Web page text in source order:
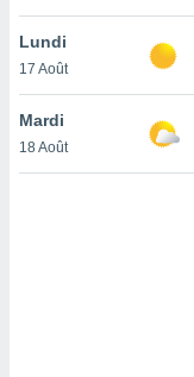
votre
à
en
le
Lundi
17 Août
Mardi
18 Août